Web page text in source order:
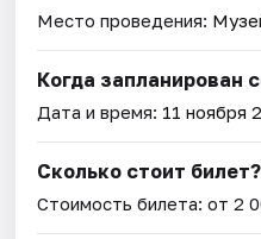
Место проведения:
Когда запланирован
Дата и время: 11 ноября
Сколько стоит билет?
Стоимость билета: от 2